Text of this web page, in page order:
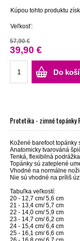
Kúpou tohto produktu
Veľkosť:
57,90 €
39,90 €
Do
Protetika - zimné topánky
Kožené barefoot topánky
Anatomicky tvarováná
Tenká, flexibilná
Topánky sú zateplené
Vhodné na normálne
Nie sú vhodné na príliš
Tabuľka veľkostí:
20 - 12,7 cm/ 5,6 cm
21 - 13,4 cm/ 5,7 cm
22 - 14,0 cm/ 5,9 cm
23 - 14,7 cm/ 6,2 cm
24 - 15,4 cm/ 6,4 cm
25 - 16,1 cm/ 6,6 cm